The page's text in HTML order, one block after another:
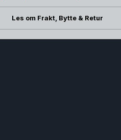
Les om Frakt, Bytte & Retur